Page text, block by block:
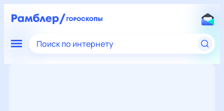
Поиск по интернету